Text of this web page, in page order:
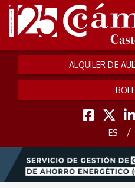
ALQUILER DE
ES /